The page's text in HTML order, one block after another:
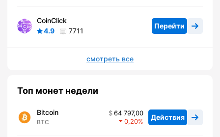
CoinClick
4.9
7711
Перейти
смотреть все
Топ монет недели
Bitcoin
BTC
64 797,00
0,20
Действия